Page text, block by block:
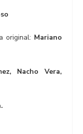
original: Mariano
Nacho Vera,